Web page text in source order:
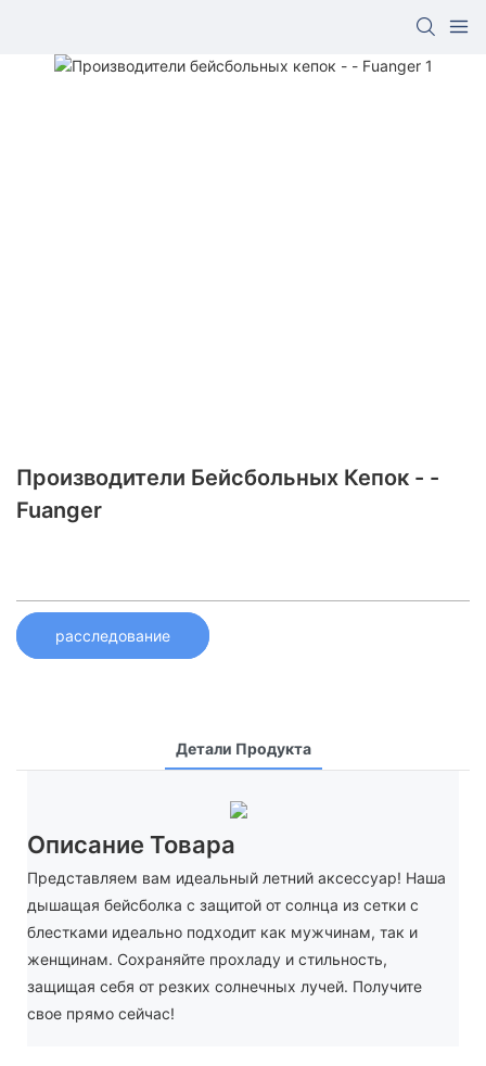
Производители Бейсбольных Кепок - -
Fuanger
расследование
Детали Продукта
Описание Товара
Представляем вам идеальный летний аксессуар! Наша
дышащая бейсболка с защитой от солнца из сетки с
блестками идеально подходит как мужчинам, так и
женщинам. Сохраняйте прохладу и стильность,
защищая себя от резких солнечных лучей. Получите
свое прямо сейчас!